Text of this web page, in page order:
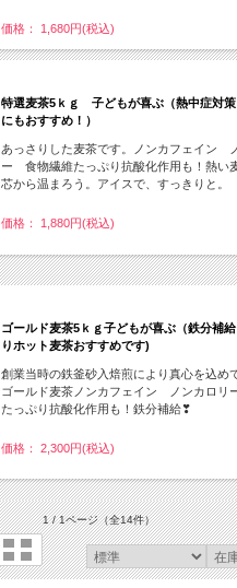
価格： 1,680円(税込)
特選麦茶5ｋｇ 子どもが喜ぶ（熱中症対
にもおすすめ！）
あっさりした麦茶です。ノンカフェイン
ー 食物繊維たっぷり抗酸化作用も！熱い
芯から温まろう。アイスで、すっきりと。
価格： 1,880円(税込)
ゴールド麦茶5ｋｇ子どもが喜ぶ（鉄分補
りホット麦茶おすすめです)
創業当時の鉄釜砂入焙煎により真心を込め
ゴールド麦茶ノンカフェイン ノンカロ
たっぷり抗酸化作用も！鉄分補給❣
価格： 2,300円(税込)
1 / 1ページ（全14件）